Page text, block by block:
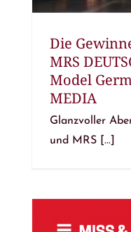
Die
MRS
Model
MEDIA
Glanzvoller
und MRS [...]